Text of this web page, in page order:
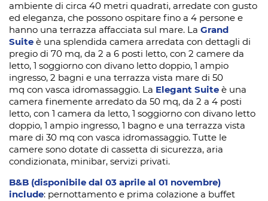
ambiente di circa 40 metri quadrati, arredate con gusto
ed eleganza, che possono ospitare fino a 4 persone e
hanno una terrazza affacciata sul mare. La Grand
Suite è una splendida camera arredata con dettagli di
pregio di 70 mq, da 2 a 6 posti letto, con 2 camere da
letto, 1 soggiorno con divano letto doppio, 1 ampio
ingresso, 2 bagni e una terrazza vista mare di 50
mq con vasca idromassaggio. La Elegant Suite è una
camera finemente arredato da 50 mq, da 2 a 4 posti
letto, con 1 camera da letto, 1 soggiorno con divano letto
doppio, 1 ampio ingresso, 1 bagno e una terrazza vista
mare di 30 mq con vasca idromassaggio. Tutte le
camere sono dotate di cassetta di sicurezza, aria
condizionata, minibar, servizi privati.
B&B (disponibile dal 03 aprile al 01 novembre)
include: pernottamento e prima colazione a buffet